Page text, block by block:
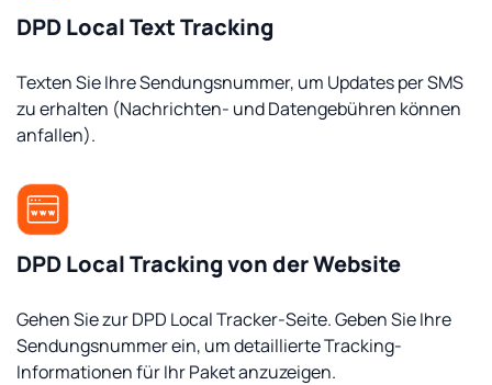
DPD Local Text Tracking
Texten Sie Ihre Sendungsnummer, um Updates per SMS
zu erhalten (Nachrichten- und Datengebühren können
anfallen).
DPD Local Tracking von der Website
Gehen Sie zur DPD Local Tracker-Seite. Geben Sie Ihre
Sendungsnummer ein, um detaillierte Tracking-
Informationen für Ihr Paket anzuzeigen.